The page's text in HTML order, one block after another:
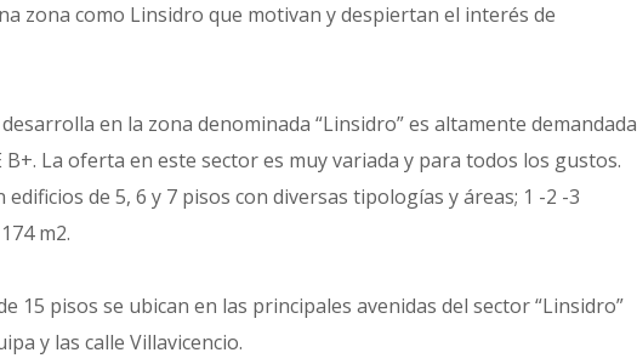
zona como Linsidro que motivan y despiertan el interés de
en la zona denominada “Linsidro” es altamente demandada
B+. La oferta en este sector es muy variada y para todos los gustos.
de 5, 6 y 7 pisos con diversas tipologías y áreas; 1 -2 -3
m2.
15 pisos se ubican en las principales avenidas del sector “Linsidro”
y las calle Villavicencio.